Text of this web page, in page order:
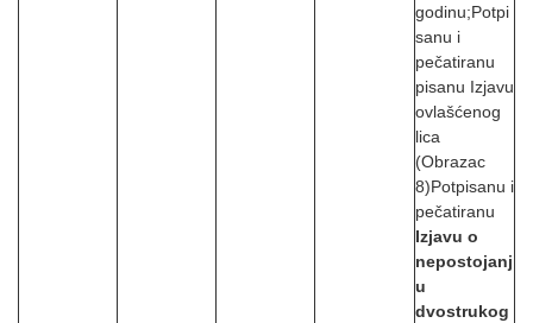
godinu;Potpi
sanu i
pečatiranu
pisanu Izjavu
ovlašćenog
lica
(Obrazac
8)Potpisanu i
pečatiranu
Izjavu o
nepostojanj
u
dvostrukog